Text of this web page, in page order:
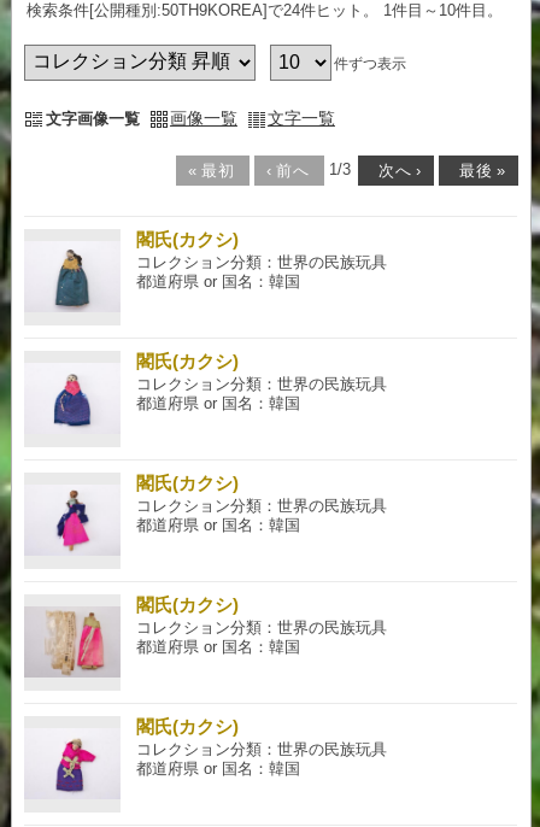
検索条件[公開種別:50TH9KOREA]で24件ヒット 。 1件目～10件目 。
件ずつ表示
文字画像一覧 画像一覧 文字一覧
« 最初 ‹ 前へ 1/3 次へ › 最後 »
閣氏(カクシ)
コレクション分類：世界の民族玩具
都道府県 or 国名：韓国
閣氏(カクシ)
コレクション分類：世界の民族玩具
都道府県 or 国名：韓国
閣氏(カクシ)
コレクション分類：世界の民族玩具
都道府県 or 国名：韓国
閣氏(カクシ)
コレクション分類：世界の民族玩具
都道府県 or 国名：韓国
閣氏(カクシ)
コレクション分類：世界の民族玩具
都道府県 or 国名：韓国